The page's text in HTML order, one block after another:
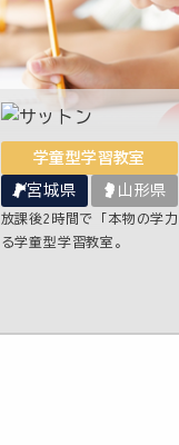
学童型学習教室
宮城県 山形県
放課後2時間で「本物の学
る学童型学習教室。